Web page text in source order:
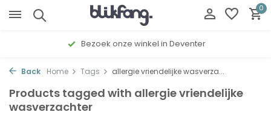
0
Bezoek onze winkel in Deventer
Back Home Tags allergie vriendelijke wasverza...
Products tagged with allergie vriendelijke
wasverzachter